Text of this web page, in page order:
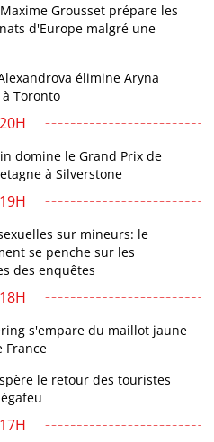
Grousset prépare les
d'Europe malgré une
élimine Aryna
Toronto
20H
domine le Grand Prix de
à Silverstone
19H
sur mineurs: le
se penche sur les
des enquêtes
18H
s'empare du maillot jaune
France
le retour des touristes
17H